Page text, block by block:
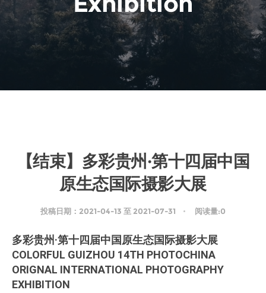
【结束】多彩贵州·第十四届中国
原生态国际摄影大展
投稿日期：2021-04-13 至 2021-07-31 阅读量:0
多彩贵州·第十四届中国原生态国际摄影大展
COLORFUL GUIZHOU 14TH PHOTOCHINA
ORIGNAL INTERNATIONAL PHOTOGRAPHY
EXHIBITION